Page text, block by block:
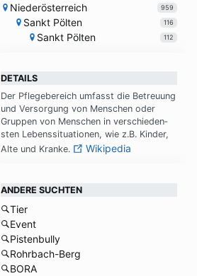
Niederösterreich
959
Sankt Pölten 116
Sankt Pölten 112
DETAILS
Der Pfle­ge­be­reich um­fasst die Be­treu­ung
und Ver­sor­gung von Men­schen oder
Grup­pen von Men­schen in ver­schie­den­
sten Le­bens­si­tua­tio­nen, wie z.B. Kin­der,
Al­te und Kran­ke.
Wikipedia
ANDERE SUCHTEN
Tier
Event
Pistenbully
Rohrbach-Berg
BORA